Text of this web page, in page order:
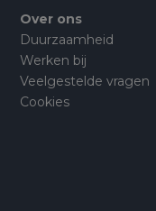
Over ons
Duurzaamheid
Werken bij
Veelgestelde vragen
Cookies